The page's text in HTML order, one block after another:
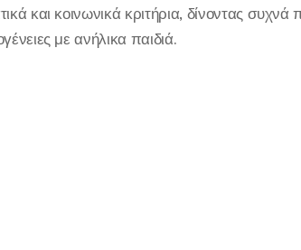
και κοινωνικά κριτήρια, δίνοντας συχνά
με ανήλικα παιδιά.